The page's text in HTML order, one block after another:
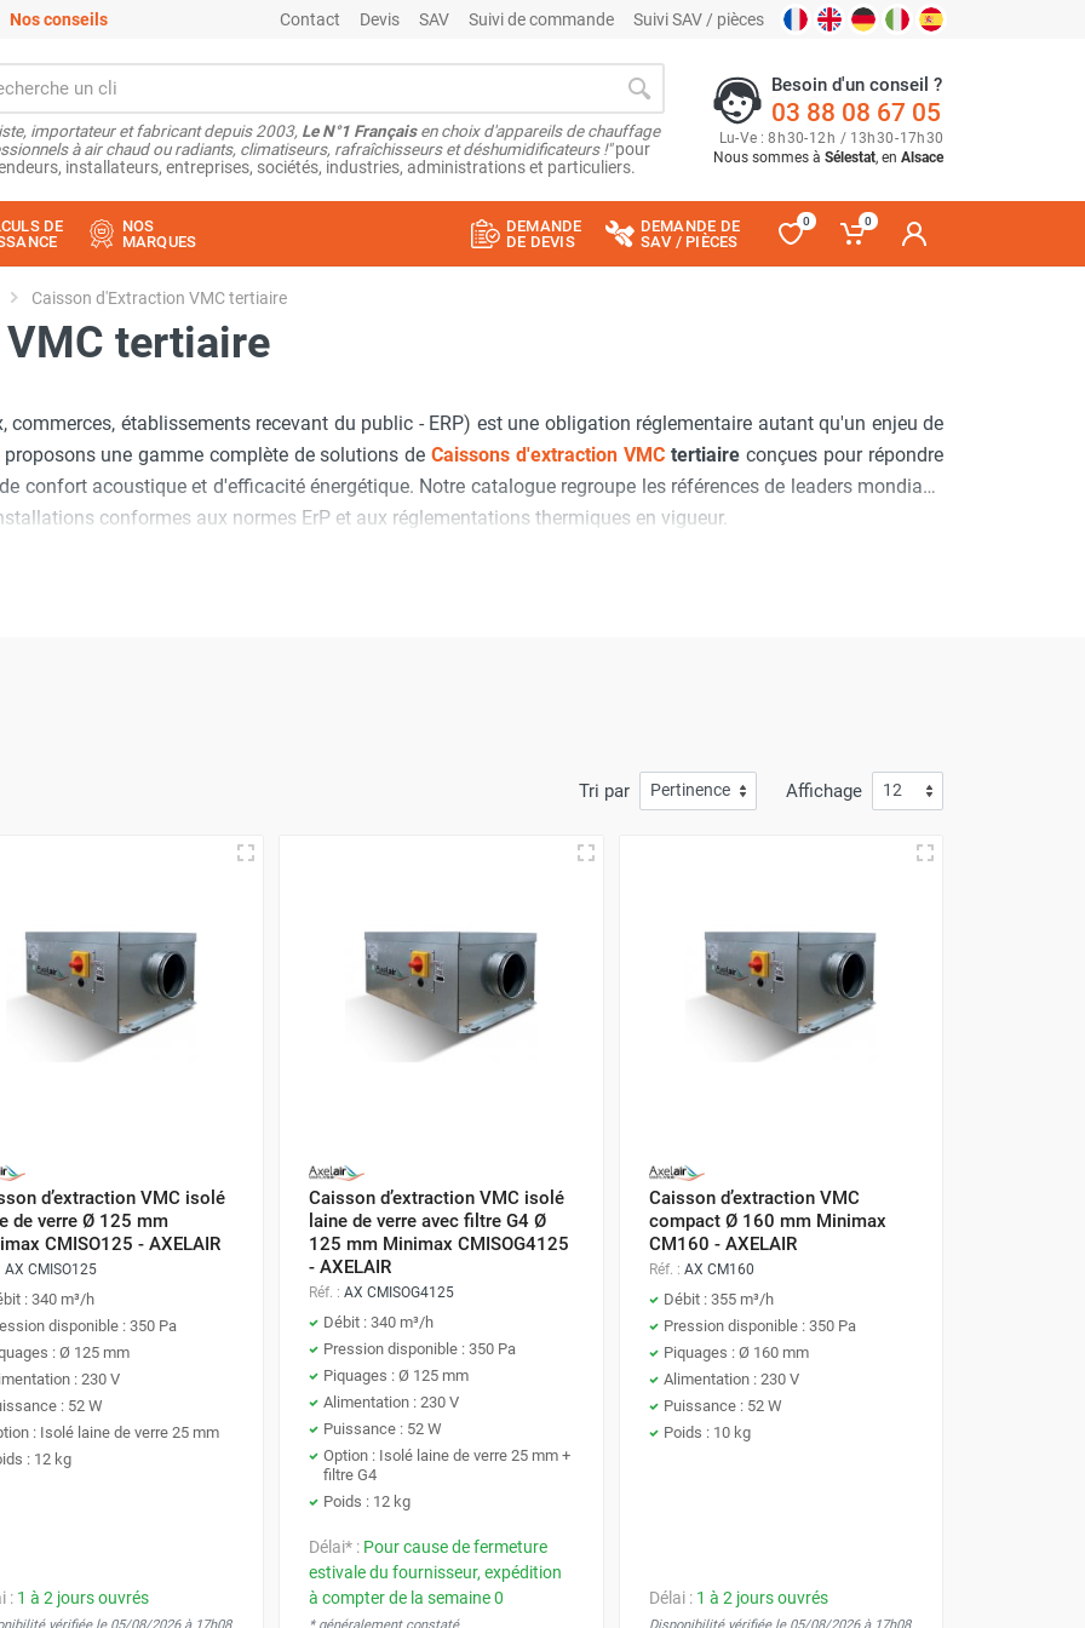
Nos conseils Contact Devis SAV Suivi de commande Suivi SAV / pièces
importateur et fabricant depuis 2003, Le N°1 Françaisen choix d'appareils de chauffage
à air chaud ou radiants, climatiseurs, rafraîchisseurs et déshumidificateurs !"pour
installateurs, entreprises, sociétés, industries, administrations et particuliers.
Besoin d'un conseil ?
03 88 08 67 05
Lu-Ve : 8h30-12h / 13h30-17h30
Nous sommes à Sélestat, en Alsace
DE
NOS
MARQUES
DEMANDE
DE DEVIS
DEMANDE DE
SAV / PIÈCES
0 0
Caisson d'Extraction VMC tertiaire
tertiaire
établissements recevant du public - ERP) est une obligation réglementaire autant qu'un enjeu de
proposons une gamme complète de solutions de Caissons d'extraction VMC tertiaire conçues pour répondre
confort acoustique et d'efficacité énergétique. Notre catalogue regroupe les références de leaders mondiaux
conformes aux normes ErP et aux réglementations thermiques en vigueur.
Nos modèles se déclinent en versions "basse consommation" (moteurs EC) et "acoustiques" (isolation
silencieux. Leur conception robuste permet un fonctionnement continu, indispensable dans les espaces à
installées directement en toiture des bâtiments. Elles sont privilégiées pour la ventilation de grands
des débits d'air importants. Grâce à leur rejet vertical ou horizontal, elles évacuent efficacement les
Leur maintenance est facilitée par des interrupteurs de proximité et des systèmes de basculement
pour l'efficacité énergétique. En récupérant jusqu'à 90 % des calories de l'air extrait pour préchauffer l'air neuf
considérables. Équipées de filtres haute efficacité (F7/F9), ces centrales garantissent une introduction d'air
C'est le choix privilégier pour les bâtiments certifiés BBC ou soumis à la RE2020.
de régulation
applications industrielles légères, lesventilateurs centrifuges
offrent la pression statique nécessaire pour
à des accessoires de régulation (sondes CO2, variateurs de vitesse, horloges), ils permettent d'ajuster le
des locaux, optimisant ainsi la consommation électrique globale de l'installation.
sa ventilation tertiaire
pas. Il repose sur le calcul précis des débits réglementaires définis par le Code du Travail ou le Règlement
Tri par Affichage
d’extraction VMC isolé
de verre Ø 125 mm
CMISO125 - AXELAIR
AX CMISO125
: 340 m³/h
disponible : 350 Pa
: Ø 125 mm
: 230 V
: 52 W
: Isolé laine de verre 25 mm
: 12 kg
: 1 à 2 jours ouvrés
Caisson d’extraction VMC isolé
laine de verre avec filtre G4 Ø
125 mm Minimax CMISOG4125
- AXELAIR
Réf. : AX CMISOG4125
Débit : 340 m³/h
Pression disponible : 350 Pa
Piquages : Ø 125 mm
Alimentation : 230 V
Puissance : 52 W
Option : Isolé laine de verre 25 mm +
filtre G4
Poids : 12 kg
Délai* : Pour cause de fermeture
estivale du fournisseur, expédition
à compter de la semaine 0
Caisson d’extraction VMC
compact Ø 160 mm Minimax
CM160 - AXELAIR
Réf. : AX CM160
Débit : 355 m³/h
Pression disponible : 350 Pa
Piquages : Ø 160 mm
Alimentation : 230 V
Puissance : 52 W
Poids : 10 kg
Délai : 1 à 2 jours ouvrés